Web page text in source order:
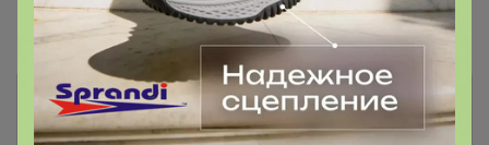
#SCHOOL
PLAYTODAY АКСЕССУАРЫ
ШКОЛА
272